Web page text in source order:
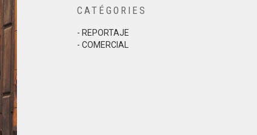
CATÉGORIES
- REPORTAJE
- COMERCIAL